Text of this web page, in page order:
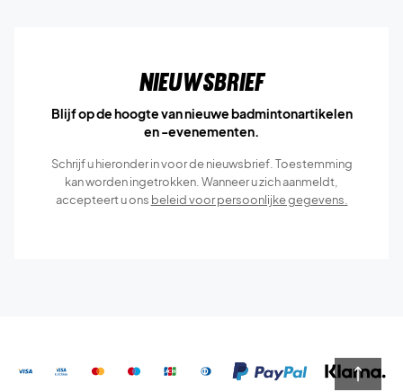
Nieuwsbrief
Blijf op de hoogte van nieuwe badmintonartikelen
en -evenementen.
Schrijf u hieronder in voor de nieuwsbrief. Toestemming
kan worden ingetrokken. Wanneer u zich aanmeldt,
accepteert u ons beleid voor persoonlijke gegevens.